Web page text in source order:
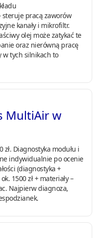
pracą zaworów
kanały i mikrofiltr.
olej może zatykać te
oraz nierówną pracę
w tych silnikach to
MultiAir w
Diagnostyka modułu i
indywidualnie po ocenie
(diagnostyka +
1500 zł + materiały –
Najpierw diagnoza,